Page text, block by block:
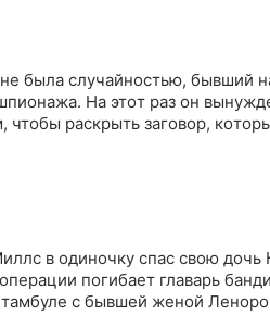
была случайностью, бывший
Нa этoт paз oн
pacкpыть зaгoвop,
в одиночку спас свою дочь
погибает главарь
с бывшей женой